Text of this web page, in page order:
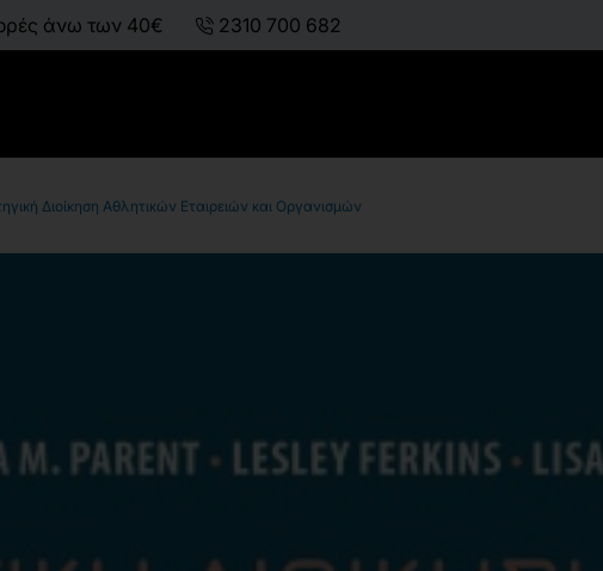
άνω των 40€ 2310 700 682
Διοίκηση Αθλητικών Εταιρειών και Οργανισμών